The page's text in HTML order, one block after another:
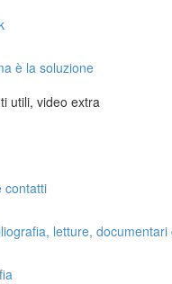
è la soluzione
utili, video extra
contatti
letture, documentari